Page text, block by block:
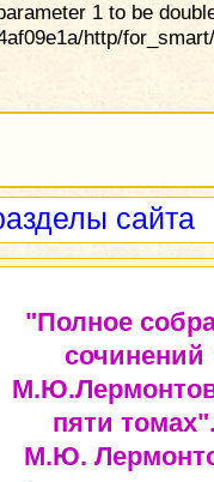
1 to be
http/
сайта
"Полное
сочинений
пяти
М.Ю.